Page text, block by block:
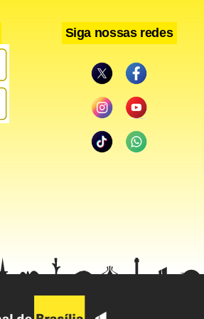
disse que a Gazprom atende
comerciais ao abastecer a Europa.
é um bem”, afirmou ele. Fonte: Dow
Siga nossas redes